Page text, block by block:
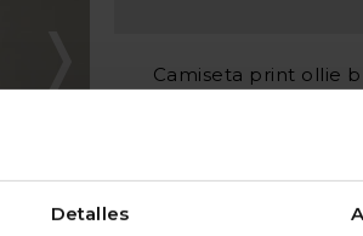
Detalles
Camiseta print ollie
Valoración del cliente 5